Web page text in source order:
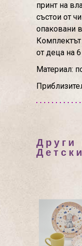
принт на
състои от
опаковани
от деца на
Материал:
Други